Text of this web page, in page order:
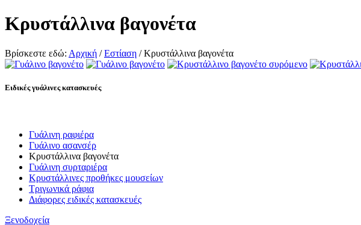
Κρυστάλλινα βαγονέτα
Βρίσκεστε εδώ: Αρχική / Εστίαση / Κρυστάλλινα βαγονέτα
Ειδικές γυάλινες κατασκευές
Γυάλινη ραφιέρα
Γυάλινο ασανσέρ
Κρυστάλλινα βαγονέτα
Γυάλινη συρταριέρα
Κρυστάλλινες προθήκες μουσείων
Τριγωνικά ράφια
Διάφορες ειδικές κατασκευές
Ξενοδοχεία